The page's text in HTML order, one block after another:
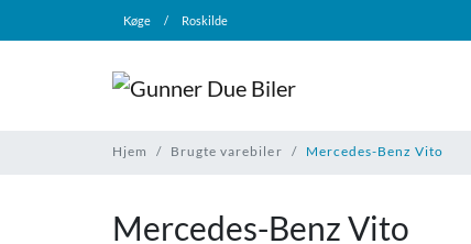
Køge / Roskilde
Hjem Brugte varebiler Mercedes-Benz Vito
Mercedes-Benz Vito